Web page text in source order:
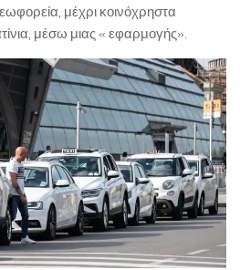
μέχρι κοινόχρηστα
μέσω μιας « εφαρμογής».